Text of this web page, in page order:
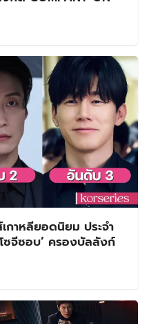
าหลียอดนิยม ประจำ
จีซอบ’ ครองบัลลังก์